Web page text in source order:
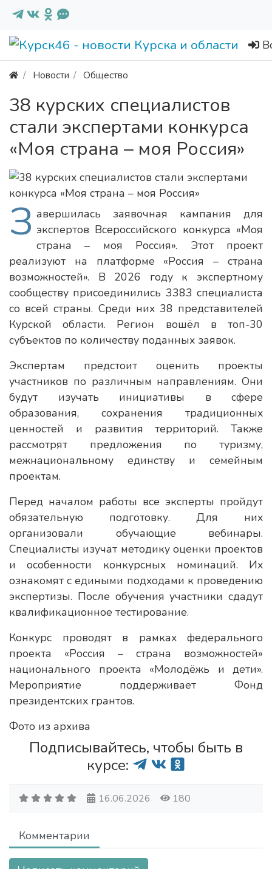
Новости Общество
38 курских специалистов
стали экспертами конкурса
«Моя страна – моя Россия»
З авершилась заявочная кампания для
экспертов Всероссийского конкурса «Моя
страна – моя Россия». Этот проект
реализуют на платформе «Россия – страна
возможностей». В 2026 году к экспертному
сообществу присоединились 3383 специалиста
со всей страны. Среди них 38 представителей
Курской области. Регион вошёл в топ-30
субъектов по количеству поданных заявок.
Экспертам предстоит оценить проекты
участников по различным направлениям. Они
будут изучать инициативы в сфере
образования, сохранения традиционных
ценностей и развития территорий. Также
рассмотрят предложения по туризму,
межнациональному единству и семейным
проектам.
Перед началом работы все эксперты пройдут
обязательную подготовку. Для них
организовали обучающие вебинары.
Специалисты изучат методику оценки проектов
и особенности конкурсных номинаций. Их
ознакомят с едиными подходами к проведению
экспертизы. После обучения участники сдадут
квалификационное тестирование.
Конкурс проводят в рамках федерального
проекта «Россия – страна возможностей»
национального проекта «Молодёжь и дети».
Мероприятие поддерживает Фонд
президентских грантов.
Фото из архива
Подписывайтесь, чтобы быть в
курсе:
16.06.2026 180
Комментарии